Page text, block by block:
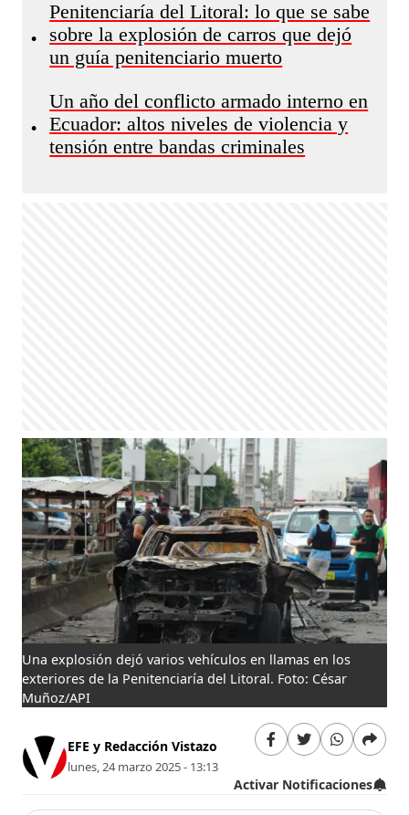
•
Penitenciaría del Litoral: lo que se sabe
sobre la explosión de carros que dejó
un guía penitenciario muerto
•
Un año del conflicto armado interno en
Ecuador: altos niveles de violencia y
tensión entre bandas criminales
Una explosión dejó varios vehículos en llamas en los
exteriores de la Penitenciaría del Litoral. Foto: César
Muñoz/API
EFE y Redacción Vistazo
lunes, 24 marzo 2025 - 13:13
Activar Notificaciones